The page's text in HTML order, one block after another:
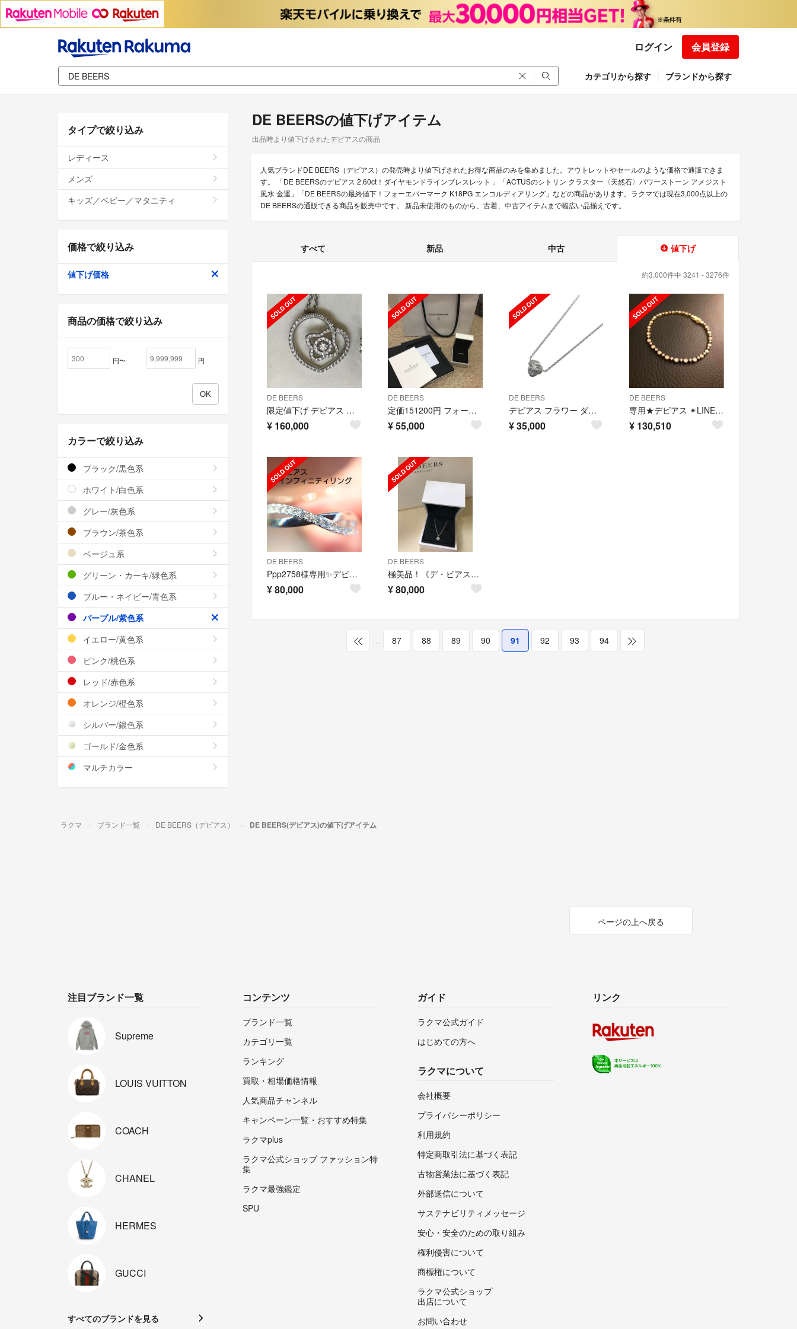
ログイン 会員登録
カテゴリから探す ブランドから探す
DE BEERSの値下げアイテム
出品時より値下げされたデビアスの商品
人気ブランドDE BEERS（デビアス）の発売時より値下げされたお得な商品のみを集めました。アウトレットやセールのような価格で通販できま
す。 「DE BEERSのデビアス 2.60ct！ダイヤモンドラインブレスレット 」「ACTUSのシトリン クラスター〈天然石〉パワーストーン アメジスト
風水 金運」「DE BEERSの最終値下！フォーエバーマーク K18PG エンコルディアリング」などの商品があります。ラクマでは現在3,000点以上の
DE BEERSの通販できる商品を販売中です。 新品未使用のものから、古着、中古アイテムまで幅広い品揃えです。
すべて 新品 中古 値下げ
約3,000件中 3241 - 3276件
DE BEERS
限定値下げ デビアス アンシャンテ ロータス ネックレス
¥ 160,000
DE BEERS
定価151200円 フォーエバーマーク エタニティリング
¥55,000
DE BEERS
デビアス フラワー ダイヤ ネックレス
¥35,000
DE BEERS
専用★デビアス ✴︎LINE 1.50ct ブレスレット イエローゴールド
¥ 130,510
DE BEERS
Ppp2758様専用✨デビアス ダイヤモンド インフィニティ リング K18WG
¥80,000
DE BEERS
極美品！《デ・ビアス》ダイヤモンド ペンダント
¥80,000
… 87 88 89 90 91 92 93 94
タイプで絞り込み
レディース
メンズ
キッズ／ベビー／マタニティ
価格で絞り込み
値下げ価格
商品の価格で絞り込み
円〜 円
カラーで絞り込み
ブラック/黒色系
ホワイト/白色系
グレー/灰色系
ブラウン/茶色系
ベージュ系
グリーン・カーキ/緑色系
ブルー・ネイビー/青色系
パープル/紫色系
イエロー/黄色系
ピンク/桃色系
レッド/赤色系
オレンジ/橙色系
シルバー/銀色系
ゴールド/金色系
マルチカラー
ラクマ ブランド一覧 DE BEERS（デビアス） DE BEERS(デビアス)の値下げアイテム
ページの上へ戻る
注目ブランド一覧
Supreme
LOUIS VUITTON
COACH
CHANEL
HERMES
GUCCI
すべてのブランドを見る
コンテンツ
ブランド一覧
カテゴリ一覧
ランキング
買取・相場価格情報
人気商品チャンネル
キャンペーン一覧・おすすめ特集
ラクマplus
ラクマ公式ショップ ファッション特
集
ラクマ最強鑑定
SPU
ガイド
ラクマ公式ガイド
はじめての方へ
ラクマについて
会社概要
プライバシーポリシー
利用規約
特定商取引法に基づく表記
古物営業法に基づく表記
外部送信について
サステナビリティメッセージ
安心・安全のための取り組み
権利侵害について
商標権について
ラクマ公式ショップ
出店について
お問い合わせ
リンク